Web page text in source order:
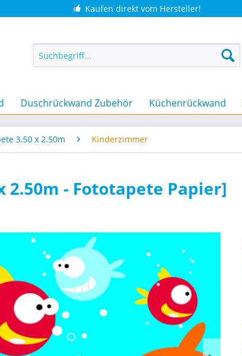
Kaufen direkt vom Hersteller!
Duschrückwand Zubehör Küchenrückwand
3.50 x 2.50m Kinderzimmer
2.50m - Fototapete Papier]